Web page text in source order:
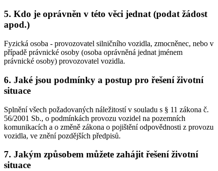
5. Kdo je oprávněn v této věci jednat (podat žádost
apod.)
Fyzická osoba - provozovatel silničního vozidla, zmocněnec, nebo v
případě právnické osoby (osoba oprávněná jednat jménem
právnické osoby) provozovatel vozidla.
6. Jaké jsou podmínky a postup pro řešení životní
situace
Splnění všech požadovaných náležitostí v souladu s § 11 zákona č.
56/2001 Sb., o podmínkách provozu vozidel na pozemních
komunikacích a o změně zákona o pojištění odpovědnosti z provozu
vozidla, ve znění pozdějších předpisů.
7. Jakým způsobem můžete zahájit řešení životní
situace